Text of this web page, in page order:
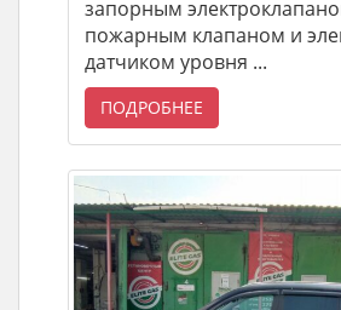
запорным
пожарным клапаном и
датчиком уровня ...
ПОДРОБНЕЕ